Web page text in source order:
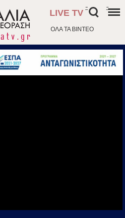
ΟΛΑ ΤΑ ΒΙΝΤΕΟ
LIVE TV
- -